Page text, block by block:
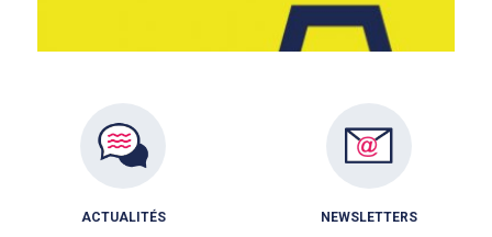
ACTUALITÉS NEWSLETTERS